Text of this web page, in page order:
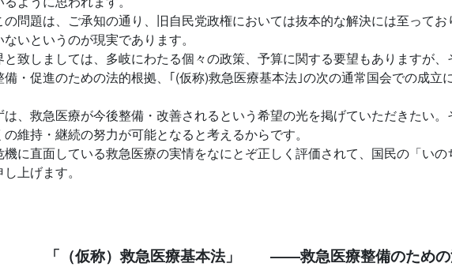
の問題は、ご承知の通り、旧自民党政権においては抜本的な解決には至って
いというのが現実であります。
致しましては、多岐にわたる個々の政策、予算に関する要望もありますが
・促進のための法的根拠、｢(仮称)救急医療基本法｣の次の通常国会での成
、救急医療が今後整備・改善されるという希望の光を掲げていただきたい
維持・継続の努力が可能となると考えるからです。
に直面している救急医療の実情をなにとぞ正しく評価されて、国民の「い
上げます。
「（仮称）救急医療基本法」 ――救急医療整備のための